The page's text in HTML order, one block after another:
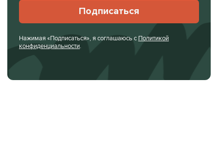
Подписаться
Нажимая «Подписаться», я соглашаюсь с Политикой
конфиденциальности.